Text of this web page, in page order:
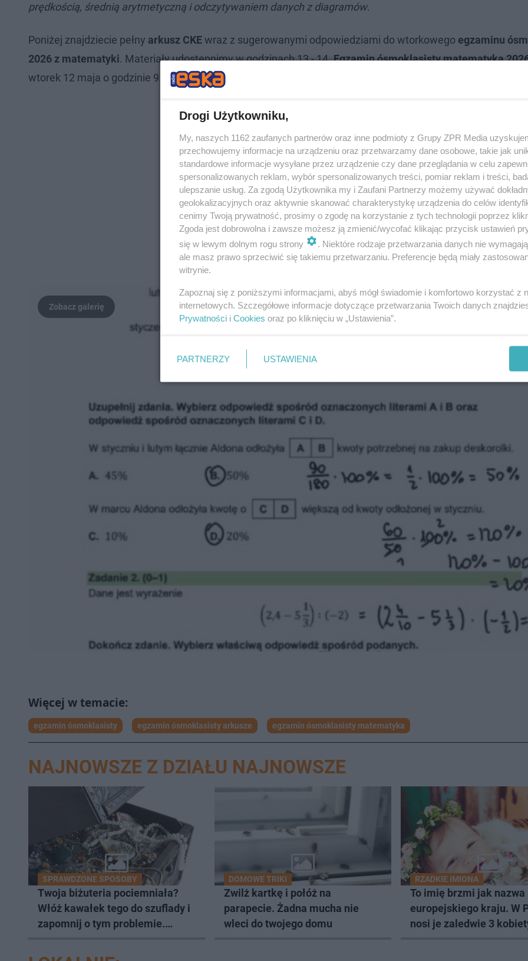
prędkością, średnią arytmetyczną i odczytywaniem danych z diagramów.
Poniżej znajdziecie pełny arkusz CKEwraz z sugerowanymi odpowiedziami do wtorkowego egzaminu
2026 z matematyki. Materiały udostępnimy w godzinach 13 - 14.Egzamin ósmoklasisty matematyka
wtorek 12 maja o godzinie 9.
egzamin ósmoklasisty egzamin ósmoklasisty arkusze egzamin ósmoklasisty matematyka
NAJNOWSZE Z DZIAŁU NAJNOWSZE
SPRAWDZONE SPOSOBY
Twoja biżuteria pociemniała?
Włóż kawałek tego do szuflady i
zapomnij o tym problemie.
DOMOWE TRIKI
Zwilż kartkę i połóż na
parapecie. Żadna mucha nie
wleci do twojego domu
RZADKIE IMIONA
To imię brzmi jak nazwa
europejskiego kraju. W
nosi je zaledwie 3
Drogi Użytkowniku,
My, naszych 1162 zaufanych partnerów oraz inne podmioty z Grupy ZPR Media
przechowujemy informacje na urządzeniu oraz przetwarzamy dane osobowe, takie jak
standardowe informacje wysyłane przez urządzenie czy dane przeglądania w celu
spersonalizowanych reklam, wybór spersonalizowanych treści, pomiar reklam i treści,
ulepszanie usług. Za zgodą Użytkownika my i Zaufani Partnerzy możemy używać
geolokalizacyjnych oraz aktywnie skanować charakterystykę urządzenia do celów
cenimy Twoją prywatność, prosimy o zgodę na korzystanie z tych technologii poprzez
Zgoda jest dobrowolna i zawsze możesz ją zmienić/wycofać klikając przycisk ustawień
się w lewym dolnym rogu strony
. Niektóre rodzaje przetwarzania danych nie
ale masz prawo sprzeciwić się takiemu przetwarzaniu. Preferencje będą miały
witrynie.
Zapoznaj się z poniższymi informacjami, abyś mógł świadomie i komfortowo korzystać z
internetowych. Szczegółowe informacje dotyczące przetwarzania Twoich danych
Prywatności i Cookies oraz po kliknięciu w „Ustawienia”.
PARTNERZY USTAWIENIA